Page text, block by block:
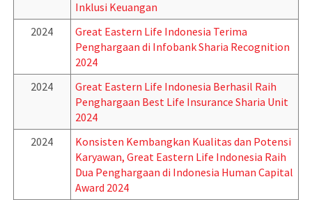
Inklusi Keuangan
2024
Great Eastern Life Indonesia Terima
Penghargaan di Infobank Sharia Recognition
2024
2024
Great Eastern Life Indonesia Berhasil Raih
Penghargaan Best Life Insurance Sharia Unit
2024
2024
Konsisten Kembangkan Kualitas dan Potensi
Karyawan, Great Eastern Life Indonesia Raih
Dua Penghargaan di Indonesia Human Capital
Award 2024